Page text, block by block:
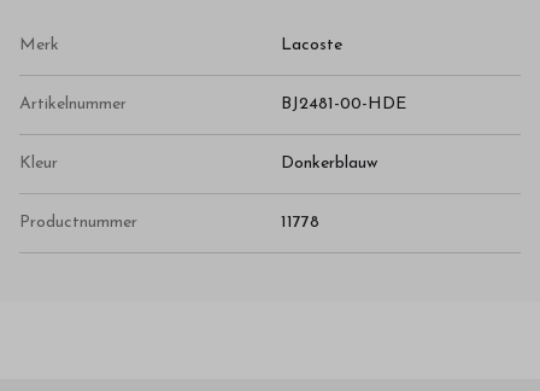
Merk Lacoste
Artikelnummer BJ2481-00-HDE
Kleur Donkerblauw
Productnummer 11778